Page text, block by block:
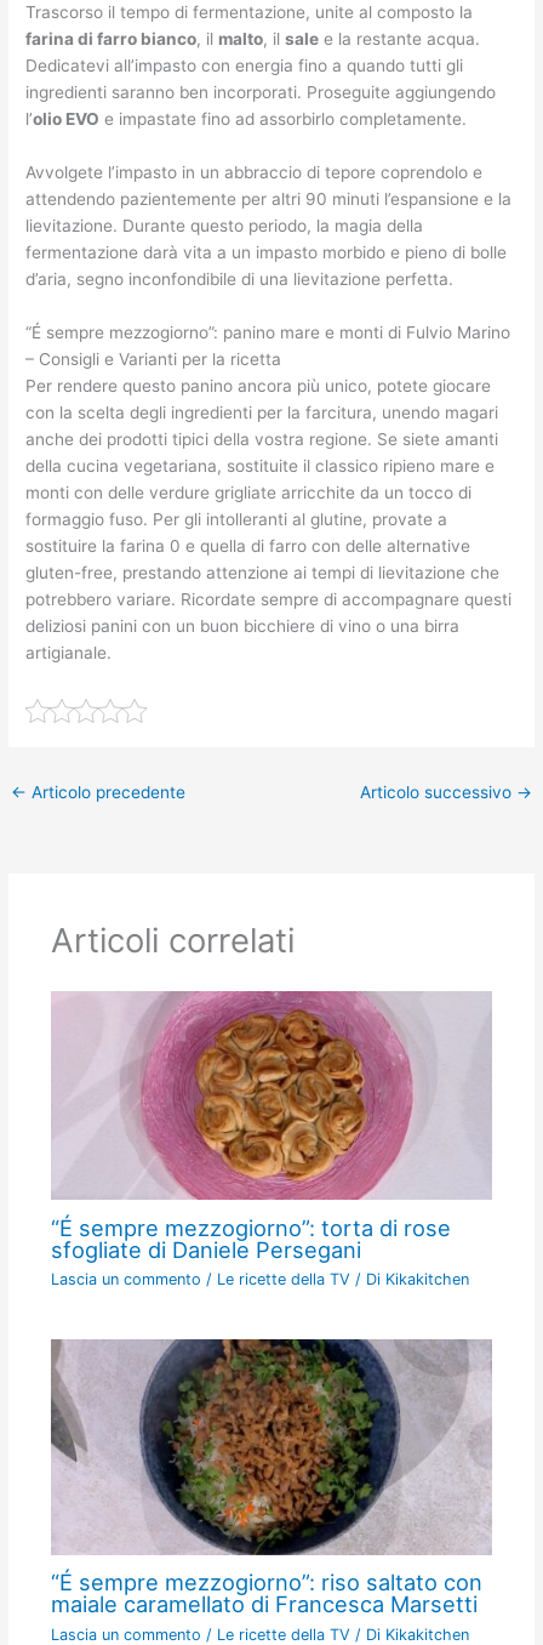
Trascorso il tempo di fermentazione, unite al composto la
farina di farro bianco, il malto, ilsale e la restante acqua.
Dedicatevi all’impasto con energia fino a quando tutti gli
ingredienti saranno ben incorporati. Proseguite aggiungendo
l’olio EVO e impastate fino ad assorbirlo completamente.
Avvolgete l’impasto in un abbraccio di tepore coprendolo e
attendendo pazientemente per altri 90 minuti l’espansione e la
lievitazione. Durante questo periodo, la magia della
fermentazione darà vita a un impasto morbido e pieno di bolle
d’aria, segno inconfondibile di una lievitazione perfetta.
“É sempre mezzogiorno”: panino mare e monti di Fulvio Marino
– Consigli e Varianti per la ricetta
Per rendere questo panino ancora più unico, potete giocare
con la scelta degli ingredienti per la farcitura, unendo magari
anche dei prodotti tipici della vostra regione. Se siete amanti
della cucina vegetariana, sostituite il classico ripieno mare e
monti con delle verdure grigliate arricchite da un tocco di
formaggio fuso. Per gli intolleranti al glutine, provate a
sostituire la farina 0 e quella di farro con delle alternative
gluten-free, prestando attenzione ai tempi di lievitazione che
potrebbero variare. Ricordate sempre di accompagnare questi
deliziosi panini con un buon bicchiere di vino o una birra
artigianale.
← Articolo precedente Articolo successivo →
Articoli correlati
“É sempre mezzogiorno”: torta di rose
sfogliate di Daniele Persegani
Lascia un commento / Le ricette della TV / Di Kikakitchen
“É sempre mezzogiorno”: riso saltato con
maiale caramellato di Francesca Marsetti
Lascia un commento / Le ricette della TV / Di Kikakitchen